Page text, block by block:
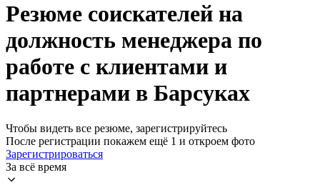
Резюме соискателей на
должность менеджера по
работе с клиентами и
партнерами в Барсуках
Чтобы видеть все резюме, зарегистрируйтесь
После регистрации покажем ещё 1 и откроем фото
Зарегистрироваться
За всё время